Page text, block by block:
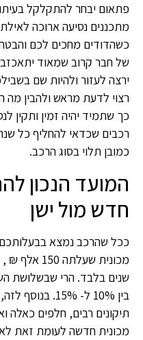
פתאום יבחר להתקלקל
מתכננים נסיעה ארוכה
כשהדודים מחכים לכם
של חבר קרוב שמאוד
ירצה לעזור ולהיות שם
רצוי לדעת מראש ולהבין מה
כך שתמיד יהיה זמין ותקין
רכבים שכדאי להחליף כל
כמובן תלוי בסוג הרכב.
המועד הנכון
חדש מול ישן
ככל שהרכב נמצא בבעלותכם
שנים בלבד. הרי שבשלושת
בין 10% ל-
תיקונים רבים, חלפים כאלה
מכונית חדשה לעומת זאת